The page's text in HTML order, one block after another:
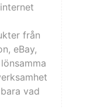
från
eBay,
vad